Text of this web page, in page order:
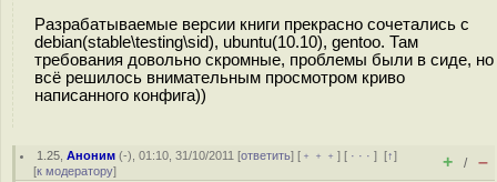
Разрабатываемые версии книги прекрасно сочетались с
debian(stable\testing\sid), ubuntu(10.10), gentoo. Там
требования довольно скромные, проблемы были в сиде, но
всё решилось внимательным просмотром криво
написанного конфига))
1.25 ,Аноним (-), 01:10, 31/10/2011 [ответить] [ ﹢﹢﹢] [ · · ·][↑]
[к модератору] + / –